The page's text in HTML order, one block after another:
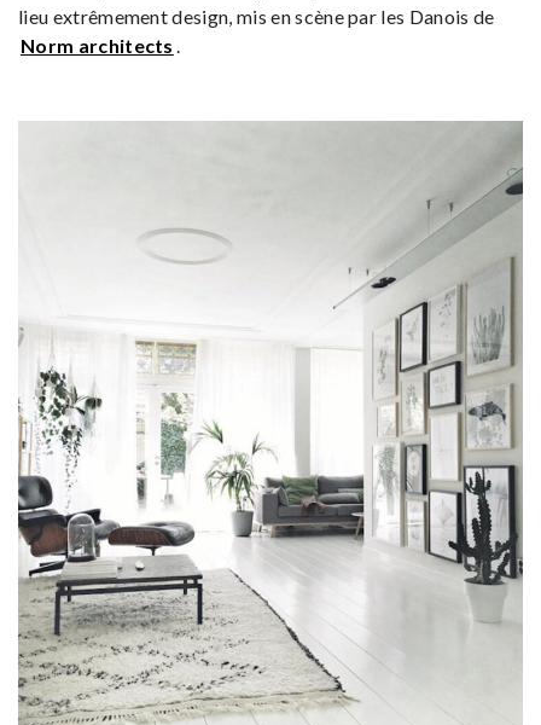
lieu extrêmement design, mis en scène par les Danois de
Norm architects .